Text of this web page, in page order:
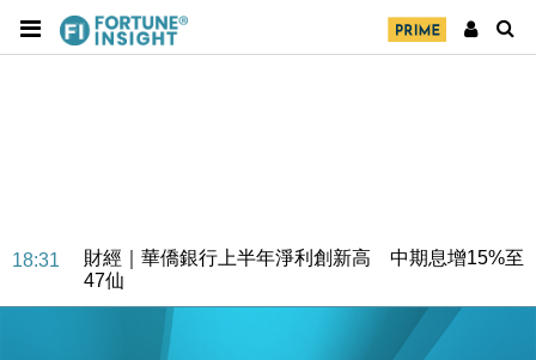
18:31
財經｜華僑銀行上半年淨利創新高 中期息增15%至
47仙
財經｜滙豐上調香港今年GDP預測至4.5% 看好貿易
及消費表現